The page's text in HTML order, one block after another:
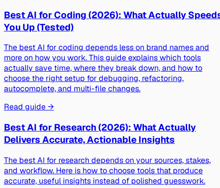
Best AI for Coding (2026): What Actually
You Up (Tested)
The best AI for coding depends less on brand names and
more on how you work. This guide explains which tools
actually save time, where they break down, and how to
choose the right setup for debugging, refactoring,
autocomplete, and multi-file changes.
Read guide →
Best AI for Research (2026): What Actually
Delivers Accurate, Actionable Insights
The best AI for research depends on your sources, stakes,
and workflow. Here is how to choose tools that produce
accurate, useful insights instead of polished guesswork.